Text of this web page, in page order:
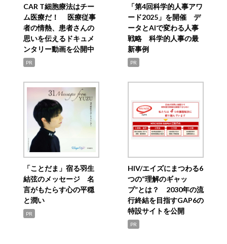
CAR T細胞療法はチー
ム医療だ！ 医療従事
者の情熱、患者さんの
思いを伝えるドキュメ
ンタリー動画を公開中
PR
「第4回科学的人事アワ
ード2025」を開催 デ
ータとAIで変わる人事
戦略 科学的人事の最
新事例
PR
「ことだま」宿る羽生
結弦のメッセージ 名
言がもたらす心の平穏
と潤い
PR
HIV/エイズにまつわる6
つの“理解のギャッ
プ”とは？ 2030年の流
行終結を目指すGAP6の
特設サイトを公開
PR